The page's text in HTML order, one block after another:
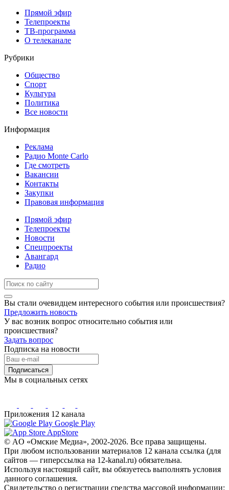
Прямой эфир
Телепроекты
ТВ-программа
О телеканале
Рубрики
Общество
Спорт
Культура
Политика
Все новости
Информация
Реклама
Радио Monte Carlo
Где смотреть
Вакансии
Контакты
Закупки
Правовая информация
Прямой эфир
Телепроекты
Новости
Спецпроекты
Авангард
Радио
Вы стали очевидцем интересного события или происшествия?
Предложить новость
У вас возник вопрос относительно события или
происшествия?
Задать вопрос
Подписка на новости
Подписаться
Мы в социальных сетях
Приложения 12 канала
Google Play
AppStore
© AO «Омские Медиа», 2002-2026. Все права защищены.
При любом использовании материалов 12 канала ссылка (для
сайтов — гиперссылка на 12-kanal.ru) обязательна.
Используя настоящий сайт, вы обязуетесь выполнять условия
данного соглашения.
Свидетельство о регистрации средства массовой информации: